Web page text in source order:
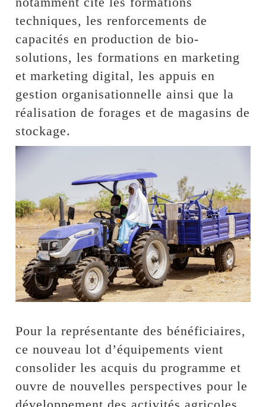
techniques, les renforcements de
capacités en production de bio-
solutions, les formations en marketing
et marketing digital, les appuis en
gestion organisationnelle ainsi que la
réalisation de forages et de magasins de
stockage.
Pour la représentante des bénéficiaires,
ce nouveau lot d’équipements vient
consolider les acquis du programme et
ouvre de nouvelles perspectives pour le